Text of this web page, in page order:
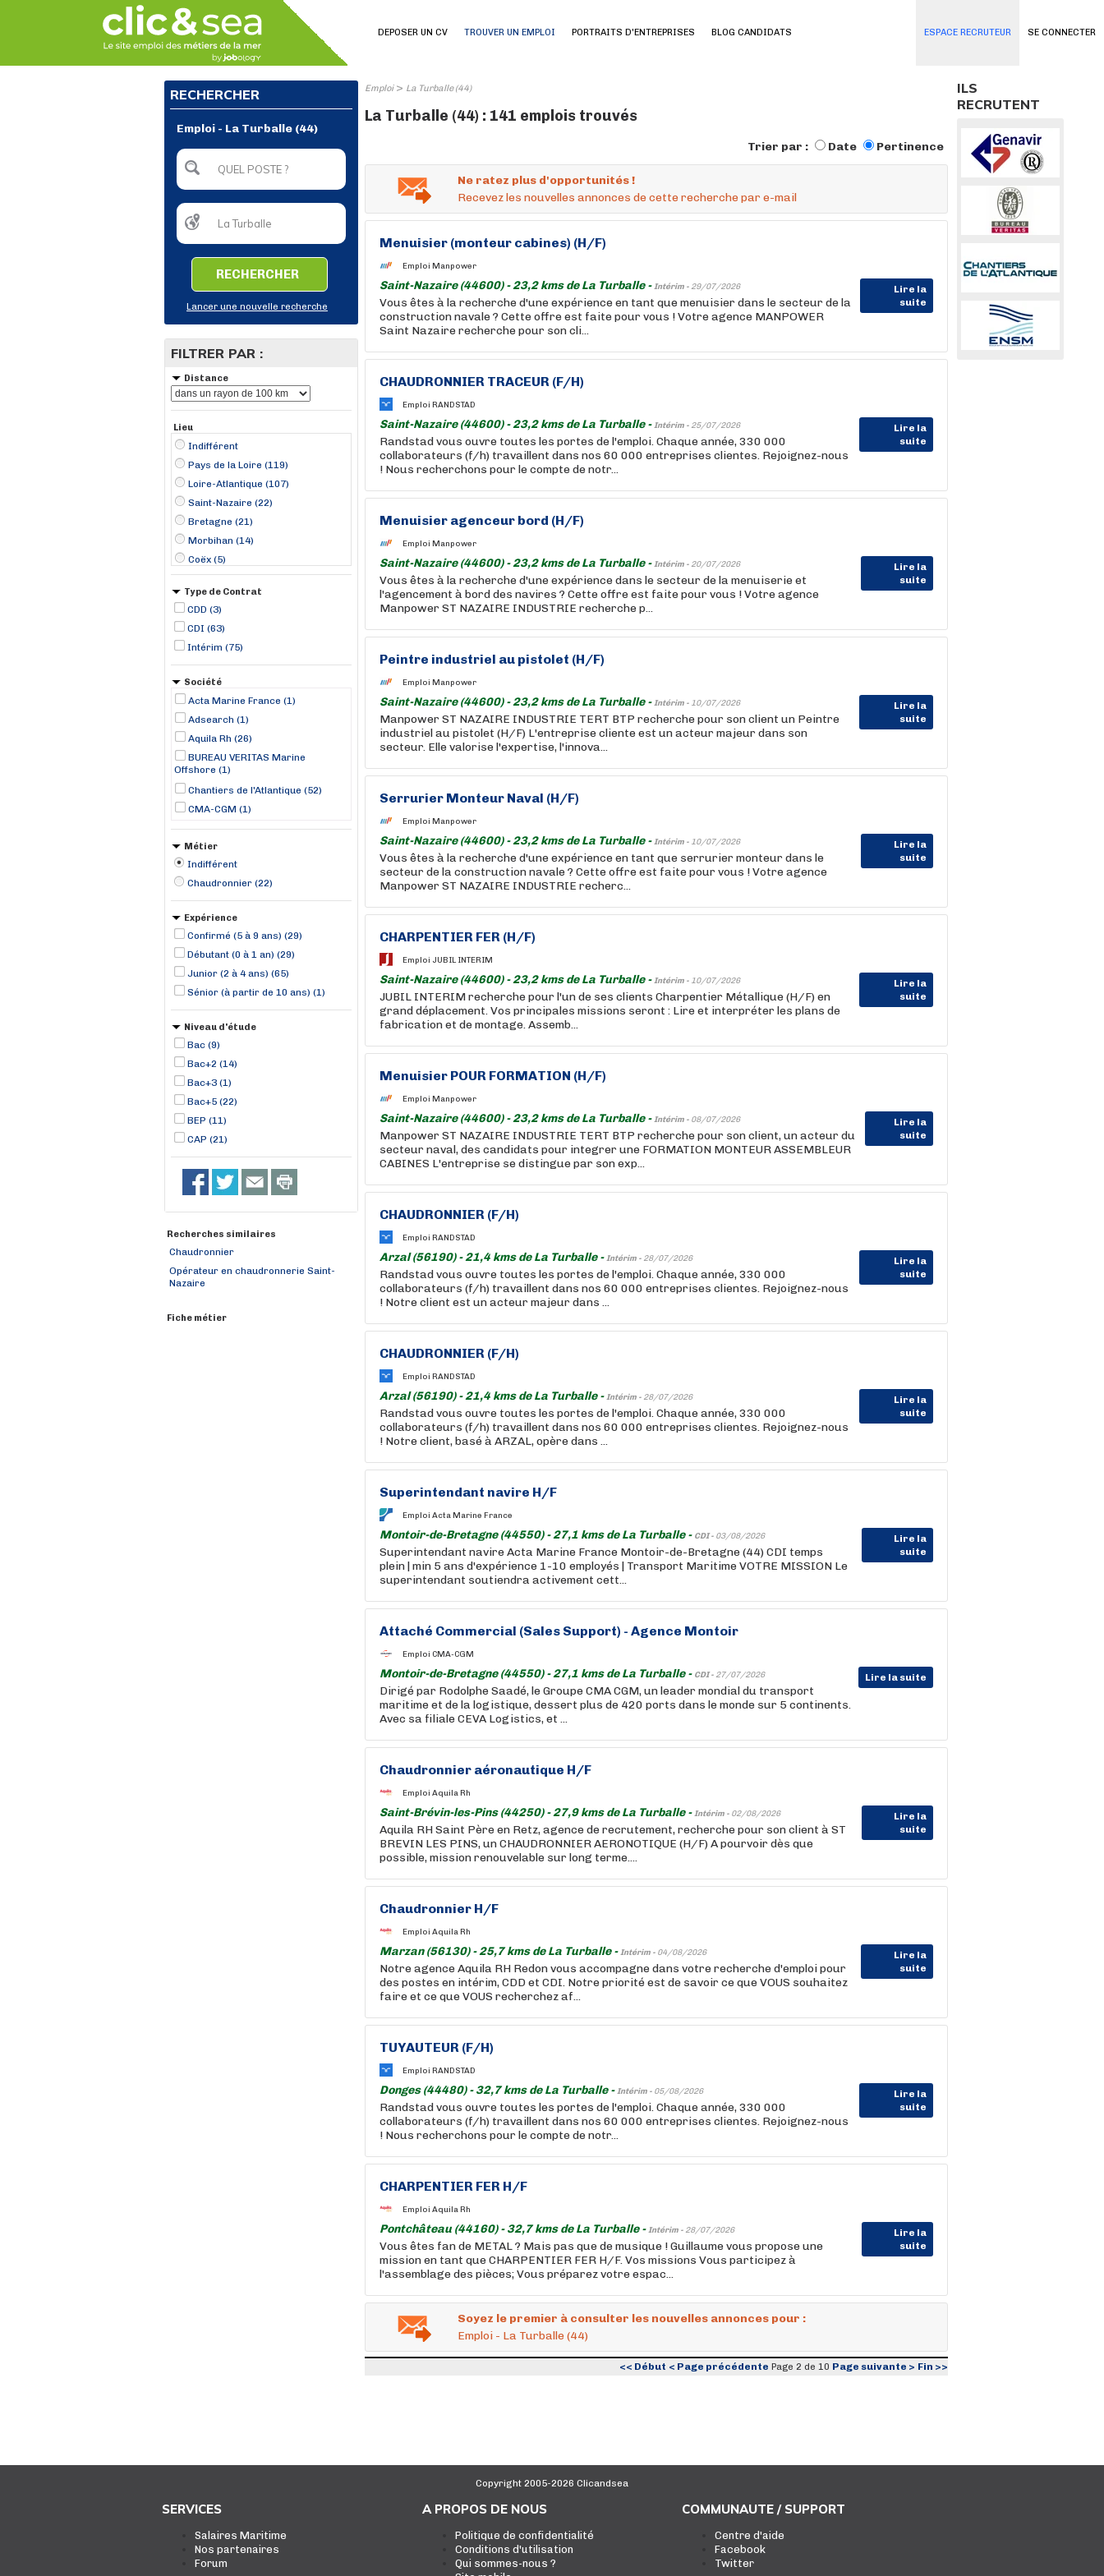
SE CONNECTER
DEPOSER UN CV TROUVER UN EMPLOI PORTRAITS D'ENTREPRISES BLOG CANDIDATS ESPACE RECRUTEUR
RECHERCHER
Emploi - La Turballe (44)
RECHERCHER
Lancer une nouvelle recherche
FILTRER PAR :
Distance
Lieu
Indifférent
Pays de la Loire (119)
Loire-Atlantique (107)
Saint-Nazaire (22)
Bretagne (21)
Morbihan (14)
Coëx (5)
Le Poiré-sur-Vie (4)
Lorient (4)
Carquefou (3)
Quimperlé (3)
Saint-Aignan-Grand-Lieu (3)
Type de Contrat
CDD (3)
CDI (63)
Intérim (75)
Société
Acta Marine France (1)
Adsearch (1)
Aquila Rh (26)
BUREAU VERITAS Marine
Offshore (1)
Chantiers de l'Atlantique (52)
CMA-CGM (1)
DOMINO RH (1)
Groupe EONNET (2)
JUBIL INTERIM (2)
LD TIDE (1)
Manpower (22)
RANDSTAD (28)
SEM LORIENT KEROMAN (1)
Stoldt Partner Limited (1)
TOMA Interim (1)
Métier
Indifférent
Chaudronnier (22)
Expérience
Confirmé (5 à 9 ans) (29)
Débutant (0 à 1 an) (29)
Junior (2 à 4 ans) (65)
Sénior (à partir de 10 ans) (1)
Niveau d'étude
Bac (9)
Bac+2 (14)
Bac+3 (1)
Bac+5 (22)
BEP (11)
CAP (21)
Recherches similaires
Chaudronnier
Opérateur en chaudronnerie Saint-
Nazaire
Fiche métier
Emploi> La Turballe (44)
La Turballe (44) : 141 emplois trouvés
Trier par : Date Pertinence
Ne ratez plus d'opportunités !
Recevez les nouvelles annonces de cette recherche par e-mail
Menuisier (monteur cabines) (H/F)
Emploi Manpower
Saint-Nazaire (44600) - 23,2 kms de La Turballe -Intérim - 29/07/2026
Lire la
suite
Vous êtes à la recherche d'une expérience en tant que menuisier dans le secteur de la
construction navale ? Cette offre est faite pour vous ! Votre agence MANPOWER
Saint Nazaire recherche pour son cli...
CHAUDRONNIER TRACEUR (F/H)
Emploi RANDSTAD
Saint-Nazaire (44600) - 23,2 kms de La Turballe -Intérim - 25/07/2026
Lire la
suite
Randstad vous ouvre toutes les portes de l'emploi. Chaque année, 330 000
collaborateurs (f/h) travaillent dans nos 60 000 entreprises clientes. Rejoignez-nous
! Nous recherchons pour le compte de notr...
Menuisier agenceur bord (H/F)
Emploi Manpower
Saint-Nazaire (44600) - 23,2 kms de La Turballe -Intérim - 20/07/2026
Lire la
suite
Vous êtes à la recherche d'une expérience dans le secteur de la menuiserie et
l'agencement à bord des navires ? Cette offre est faite pour vous ! Votre agence
Manpower ST NAZAIRE INDUSTRIE recherche p...
Peintre industriel au pistolet (H/F)
Emploi Manpower
Saint-Nazaire (44600) - 23,2 kms de La Turballe -Intérim - 10/07/2026
Lire la
suite
Manpower ST NAZAIRE INDUSTRIE TERT BTP recherche pour son client un Peintre
industriel au pistolet (H/F) L'entreprise cliente est un acteur majeur dans son
secteur. Elle valorise l'expertise, l'innova...
Serrurier Monteur Naval (H/F)
Emploi Manpower
Saint-Nazaire (44600) - 23,2 kms de La Turballe -Intérim - 10/07/2026
Lire la
suite
Vous êtes à la recherche d'une expérience en tant que serrurier monteur dans le
secteur de la construction navale ? Cette offre est faite pour vous ! Votre agence
Manpower ST NAZAIRE INDUSTRIE recherc...
CHARPENTIER FER (H/F)
Emploi JUBIL INTERIM
Saint-Nazaire (44600) - 23,2 kms de La Turballe -Intérim - 10/07/2026
Lire la
suite
JUBIL INTERIM recherche pour l'un de ses clients Charpentier Métallique (H/F) en
grand déplacement. Vos principales missions seront : Lire et interpréter les plans de
fabrication et de montage. Assemb...
Menuisier POUR FORMATION (H/F)
Emploi Manpower
Saint-Nazaire (44600) - 23,2 kms de La Turballe -Intérim - 08/07/2026
Lire la
suite
Manpower ST NAZAIRE INDUSTRIE TERT BTP recherche pour son client, un acteur du
secteur naval, des candidats pour integrer une FORMATION MONTEUR ASSEMBLEUR
CABINES L'entreprise se distingue par son exp...
CHAUDRONNIER (F/H)
Emploi RANDSTAD
Arzal (56190) - 21,4 kms de La Turballe -Intérim - 28/07/2026
Lire la
suite
Randstad vous ouvre toutes les portes de l'emploi. Chaque année, 330 000
collaborateurs (f/h) travaillent dans nos 60 000 entreprises clientes. Rejoignez-nous
! Notre client est un acteur majeur dans ...
CHAUDRONNIER (F/H)
Emploi RANDSTAD
Arzal (56190) - 21,4 kms de La Turballe -Intérim - 28/07/2026
Lire la
suite
Randstad vous ouvre toutes les portes de l'emploi. Chaque année, 330 000
collaborateurs (f/h) travaillent dans nos 60 000 entreprises clientes. Rejoignez-nous
! Notre client, basé à ARZAL, opère dans ...
Superintendant navire H/F
Emploi Acta Marine France
Montoir-de-Bretagne (44550) - 27,1 kms de La Turballe - CDI - 03/08/2026
Lire la
suite
Superintendant navire Acta Marine France Montoir-de-Bretagne (44) CDI temps
plein | min 5 ans d'expérience 1-10 employés | Transport Maritime VOTRE MISSION Le
superintendant soutiendra activement cett...
Attaché Commercial (Sales Support) - Agence Montoir
Emploi CMA-CGM
Montoir-de-Bretagne (44550) - 27,1 kms de La Turballe - CDI - 27/07/2026 Lire la suite
Dirigé par Rodolphe Saadé, le Groupe CMA CGM, un leader mondial du transport
maritime et de la logistique, dessert plus de 420 ports dans le monde sur 5 continents.
Avec sa filiale CEVA Logistics, et ...
Chaudronnier aéronautique H/F
Emploi Aquila Rh
Saint-Brévin-les-Pins (44250) - 27,9 kms de La Turballe -Intérim - 02/08/2026
Lire la
suite
Aquila RH Saint Père en Retz, agence de recrutement, recherche pour son client à ST
BREVIN LES PINS, un CHAUDRONNIER AERONOTIQUE (H/F) A pourvoir dès que
possible, mission renouvelable sur long terme....
Chaudronnier H/F
Emploi Aquila Rh
Marzan (56130) - 25,7 kms de La Turballe -Intérim - 04/08/2026
Lire la
suite
Notre agence Aquila RH Redon vous accompagne dans votre recherche d'emploi pour
des postes en intérim, CDD et CDI. Notre priorité est de savoir ce que VOUS souhaitez
faire et ce que VOUS recherchez af...
TUYAUTEUR (F/H)
Emploi RANDSTAD
Donges (44480) - 32,7 kms de La Turballe -Intérim - 05/08/2026
Lire la
suite
Randstad vous ouvre toutes les portes de l'emploi. Chaque année, 330 000
collaborateurs (f/h) travaillent dans nos 60 000 entreprises clientes. Rejoignez-nous
! Nous recherchons pour le compte de notr...
CHARPENTIER FER H/F
Emploi Aquila Rh
Pontchâteau (44160) - 32,7 kms de La Turballe -Intérim - 28/07/2026
Lire la
suite
Vous êtes fan de METAL ? Mais pas que de musique ! Guillaume vous propose une
mission en tant que CHARPENTIER FER H/F. Vos missions Vous participez à
l'assemblage des pièces; Vous préparez votre espac...
Soyez le premier à consulter les nouvelles annonces pour :
Emploi - La Turballe (44)
<< Début < Page précédente Page 2 de 10 Page suivante > Fin >>
ILS
RECRUTENT
Copyright 2005-2026 Clicandsea
SERVICES
Salaires Maritime
Nos partenaires
Forum
A PROPOS DE NOUS
Politique de confidentialité
Conditions d'utilisation
Qui sommes-nous ?
COMMUNAUTE / SUPPORT
Centre d'aide
Facebook
Twitter